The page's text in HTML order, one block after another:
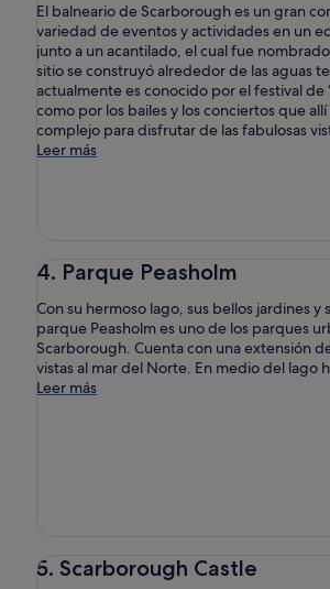
El balneario de Scarborough es un gran
variedad de eventos y actividades en un
junto a un acantilado, el cual fue
sitio se construyó alrededor de las aguas
actualmente es conocido por el festival de
como por los bailes y los conciertos que
complejo para disfrutar de las fabulosas
Leer más
4. Parque Peasholm
Con su hermoso lago, sus bellos jardines
parque Peasholm es uno de los parques
Scarborough. Cuenta con una extensión
vistas al mar del Norte. En medio del lago
Leer más
5. Scarborough Castle